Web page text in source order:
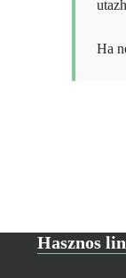
Ha
Hasznos